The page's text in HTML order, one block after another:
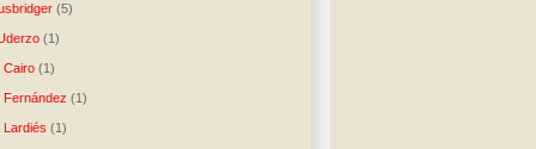
(5)
(1)
Cairo (1)
Fernández (1)
Lardiés (1)